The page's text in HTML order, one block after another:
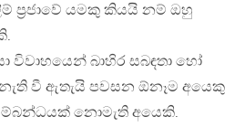
ප්‍රජාවේ යමකු කියයි නම් ඔහු
විවාහයෙන් බාහිර සබඳතා හෝ
වී ඇතැයි පවසන ඕනෑම අයෙකු
නොමැති අයෙකි.